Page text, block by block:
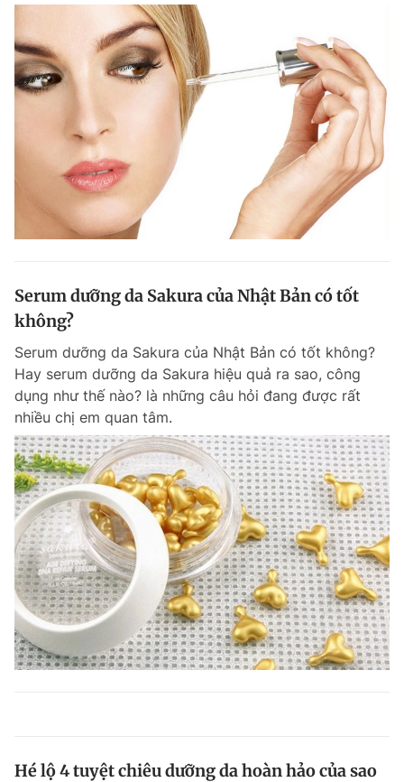
Serum dưỡng da Sakura của Nhật Bản có tốt
không?
Serum dưỡng da Sakura của Nhật Bản có tốt không?
Hay serum dưỡng da Sakura hiệu quả ra sao, công
dụng như thế nào? là những câu hỏi đang được rất
nhiều chị em quan tâm.
Hé lộ 4 tuyệt chiêu dưỡng da hoàn hảo của sao